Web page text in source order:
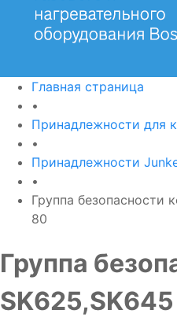
Главная страница
•
Принадлежности для
•
Принадлежности
•
Группа безопасности
80
Группа